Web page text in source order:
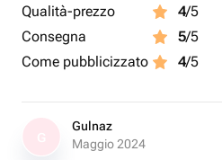
Qualità-prezzo 4/5
Consegna
5/5
Come pubblicizzato
4/5
Gulnaz
Maggio 2024